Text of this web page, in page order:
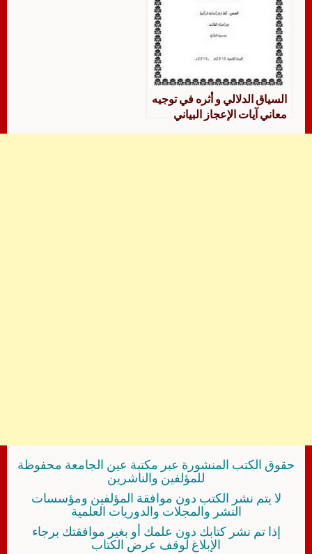
السياق الدلالي و أثره في توجيه
معاني آيات الإعجاز البياني
حقوق الكتب المنشورة عبر مكتبة عين الجامعة محفوظة
للمؤلفين والناشرين
لا يتم نشر الكتب دون موافقة المؤلفين ومؤسسات
النشر والمجلات والدوريات العلمية
إذا تم نشر كتابك دون علمك أو بغير موافقتك برجاء
الإبلاغ لوقف عرض الكتاب